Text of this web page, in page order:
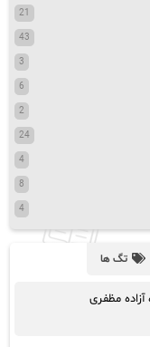
21
43
3
6
2
24
4
8
4
تگ ها
مظفری